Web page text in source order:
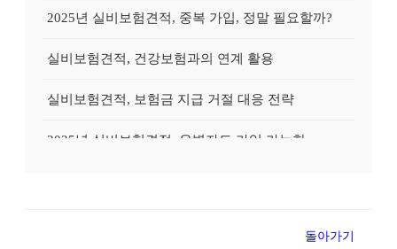
2025년 실비보험견적, 중복 가입, 정말 필요할까?
실비보험견적, 건강보험과의 연계 활용
실비보험견적, 보험금 지급 거절 대응 전략
돌아가기